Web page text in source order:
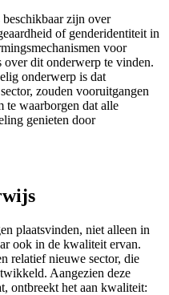
zijn over
of genderidentiteit in
voor
dit onderwerp te vinden.
onderwerp is dat
zouden vooruitgangen
te waarborgen dat alle
genieten door
plaatsvinden, niet alleen in
ook in de kwaliteit ervan.
relatief nieuwe sector, die
Aangezien deze
ontbreekt het aan kwaliteit: